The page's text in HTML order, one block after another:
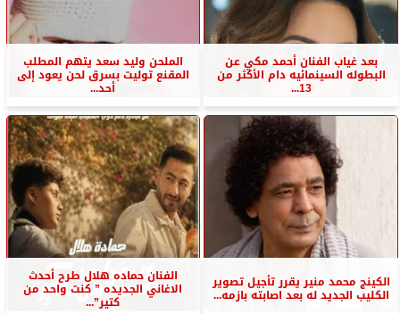
بعد غياب الفنان أحمد مكي عن
البطوله السينمائيه دام الأكثر من
13...
الملحن وليد سعد يتهم المطلب
المقنع توليت بسرق لحن يعود إلى
أحد...
الكينج محمد منير يقرر تأجيل تصوير
الكليب الجديد له بعد اصابته بازمه...
الفنان حماده هلال طرح أحدث
الاغاني الجديده ” كنت واحد من
كتير”...